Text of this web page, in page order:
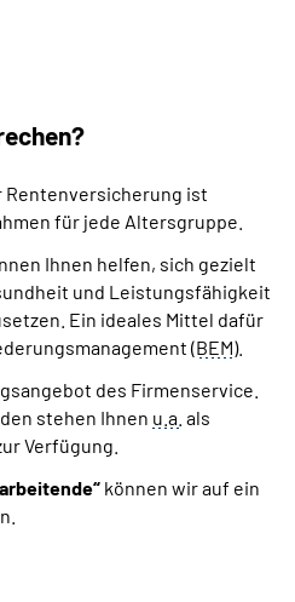
Rentenversicherung ist
für jede Altersgruppe.
Ihnen helfen, sich gezielt
und Leistungsfähigkeit
Ein ideales Mittel dafür
(BEM).
des Firmenservice.
stehen Ihnen u.a. als
Verfügung.
können wir auf ein